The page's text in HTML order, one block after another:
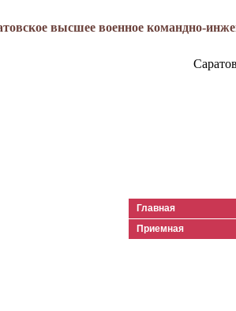
высшее военное командно-
Главная
Приемная